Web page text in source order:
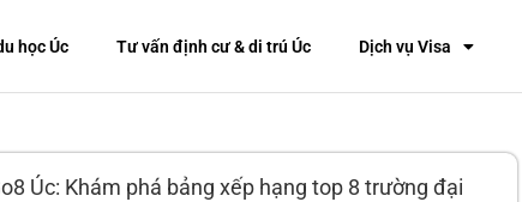
học Úc Tư vấn định cư & di trú Úc Dịch vụ Visa
Úc: Khám phá bảng xếp hạng top 8 trường đại